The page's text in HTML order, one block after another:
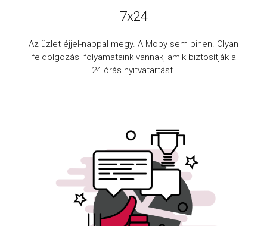
7x24
Az üzlet éjjel-nappal megy. A Moby sem pihen. Olyan
feldolgozási folyamataink vannak, amik biztosítják a
24 órás nyitvatartást.